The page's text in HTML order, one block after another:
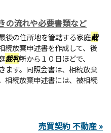
の流れや必要書類など
後の住所地を管轄する家庭裁
続放棄申述書を作成して、後
裁判所から１０日ほどで、
ます。同照会書は、相続放棄
相続放棄申述書には、被相続
売買契約 不動産 »